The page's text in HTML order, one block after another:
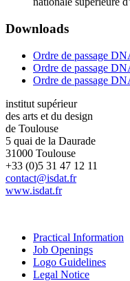
Downloads
Ordre de passage
Ordre de passage
Ordre de passage
institut supérieur
des arts et du design
de Toulouse
5 quai de la Daurade
31000 Toulouse
+33 (0)5 31 47 12 11
contact@isdat.fr
www.isdat.fr
Practical Information
Job Openings
Logo Guidelines
Legal Notice